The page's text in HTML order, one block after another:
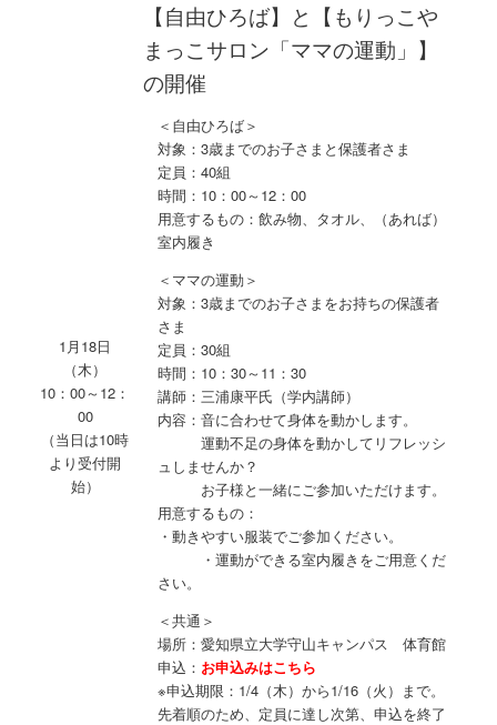
1月18日
（木）
10：00～12：
00
（当日は10時
より受付開
始）
【自由ひろば】と【もりっこや
まっこサロン「ママの運動 」】
の開催
＜自由ひろば＞
対象：3歳までのお子さまと保護者さま
定員：40組
時間：10：00～12：00
用意するもの：飲み物、タオル、（あれば）
室内履き
＜ママの運動＞
対象：3歳までのお子さまをお持ちの保護者
さま
定員：30組
時間：10：30～11：30
講師：三浦康平氏（学内講師）
内容：音に合わせて身体を動かします。
運動不足の身体を動かしてリフレッシ
ュしませんか？
お子様と一緒にご参加いただけます。
用意するもの：
・動きやすい服装でご参加ください。
・運動ができる室内履きをご用意くだ
さい。
＜共通＞
場所：愛知県立大学守山キャンパス 体育館
申込： お申込みはこちら
※申込期限：1/4（木）から1/16（火）まで。
先着順のため、定員に達し次第、申込を終了